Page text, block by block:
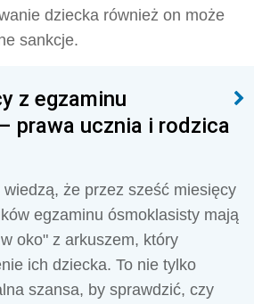
dziecka również on może
sankcje.
z egzaminu
prawa ucznia i rodzica
że przez sześć miesięcy
egzaminu ósmoklasisty mają
oko" z arkuszem, który
ich dziecka. To nie tylko
szansa, by sprawdzić, czy